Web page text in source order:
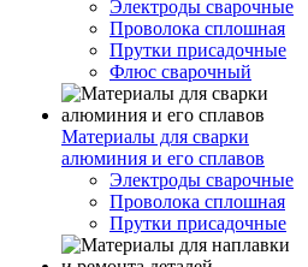
Электроды сварочные
Проволока сплошная
Прутки присадочные
Флюс сварочный
Материалы для сварки
алюминия и его сплавов
Электроды сварочные
Проволока сплошная
Прутки присадочные